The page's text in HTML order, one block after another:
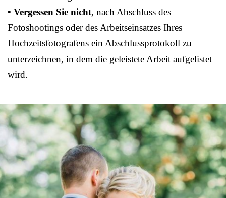
• Vergessen Sie nicht, nach Abschluss des
Fotoshootings oder des Arbeitseinsatzes Ihres
Hochzeitsfotografens ein Abschlussprotokoll zu
unterzeichnen, in dem die geleistete Arbeit aufgelistet
wird.